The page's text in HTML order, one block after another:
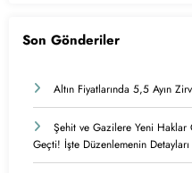
Son Gönderiler
Altın Fiyatlarında 5,5 Ayın
Şehit ve Gazilere Yeni Haklar
Geçti! İşte Düzenlemenin Detayları